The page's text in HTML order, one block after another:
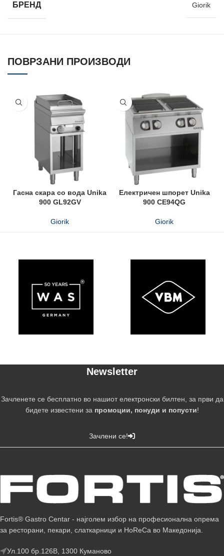
БРЕНД Giorik
ПОВРЗАНИ ПРОИЗВОДИ
Гасна скара со вода Unika
900 GL92GV
Giorik
Електричен шпорет Unika
900 CE94QG
Giorik
Newsletter
Зачленете се бесплатно во нашиот електронски билтен, за први да
бидете известени за промоции, понуди и попусти!
Зачлени се!
Fortis® Gastro Centar - најголем избор на професионална опрема
за ресторани, пекари, слаткарници и HoReCa во Македонија.
Ул.100 бр.126В, 1300 Куманово